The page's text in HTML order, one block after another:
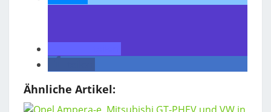
Ähnliche Artikel: